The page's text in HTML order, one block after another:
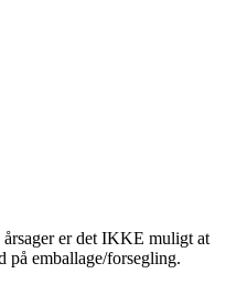
er det IKKE muligt at
på emballage/forsegling.